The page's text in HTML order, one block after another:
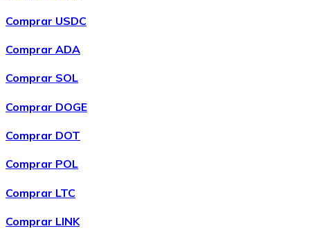
Comprar USDC
Comprar ADA
Comprar SOL
Comprar DOGE
Comprar DOT
Comprar POL
Comprar LTC
Comprar LINK